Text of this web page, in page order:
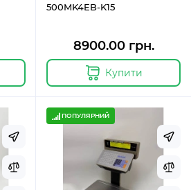
500MK4EB-K15
8900.00 грн.
Купити
ПОПУЛЯРНИЙ